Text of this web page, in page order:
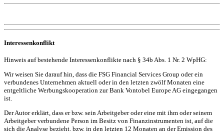
Interessenkonflikt
Hinweis auf bestehende Interessenkonflikte nach § 34b Abs. 1 Nr. 2 WpHG:
Wir weisen Sie darauf hin, dass die FSG Financial Services Group oder ein
verbundenes Unternehmen aktuell oder in den letzten zwölf Monaten eine
entgeltliche Werbungskooperation zur Bank Vontobel Europe AG eingegangen
ist.
Der Autor erklärt, dass er bzw. sein Arbeitgeber oder eine mit ihm oder seinem
Arbeitgeber verbundene Person im Besitz von Finanzinstrumenten ist, auf die
sich die Analyse bezieht, bzw. in den letzten 12 Monaten an der Emission des